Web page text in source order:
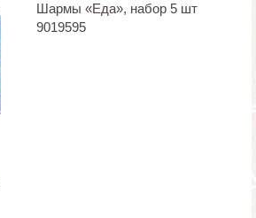
Шармы «Еда», набор 5 шт
9019595